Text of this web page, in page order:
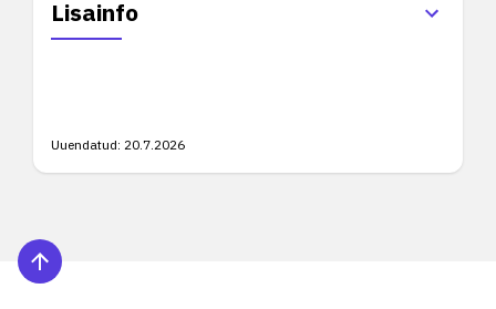
Lisainfo
Uuendatud: 20.7.2026